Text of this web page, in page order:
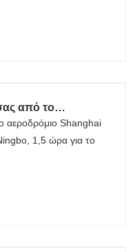
από το
αεροδρόμιο Shanghai
1,5 ώρα για το